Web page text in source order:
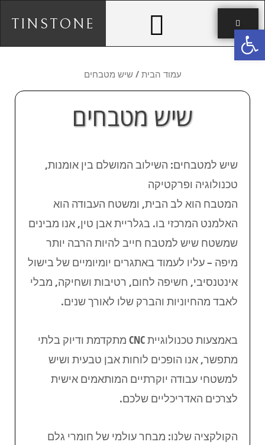
TINSTONE
עמוד הבית / שיש מטבחים
שיש מטבחים
שיש למטבחים: השילוב המושלם בין אומנות,
טכנולוגיה ופרקטיקה
המטבח הוא לב הבית, ומשטח העבודה הוא
האלמנט המרכזי בו. בגלריית אבן טין, אנו מבינים
שמשטח שיש למטבח חייב להיות הרבה יותר
מיפה – עליו לעמוד באתגרים יומיומיים של בישול
אינטנסיבי, חשיפה לחום, רטיבות ושחיקה, מבלי
לאבד מהחיוניות והברק שלו לאורך שנים.
באמצעות טכנולוגיית CNC מתקדמת ודיוק בלתי
מתפשר, אנו הופכים לוחות אבן טבעית ושיש
למשטחי עבודה יוקרתיים המותאמים אישית
לצרכים האדריכליים שלכם.
הקולקציה שלנו: מבחר עולמי של חומרי גלם
פתח סרגל נגישות